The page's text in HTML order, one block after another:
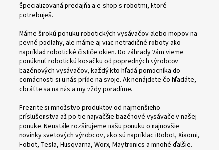
Špecializovaná predajňa a e-shop s robotmi, ktoré
potrebuješ.
Máme širokú ponuku robotických vysávačov alebo mopov na
pevné podlahy, ale máme aj viac netradičné roboty ako
napríklad robotické čističe okien. Do záhrady Vám vieme
ponúknuť robotickú kosačku od popredných výrobcov
bazénových vysávačov, každý kto hľadá pomocníka do
domácnosti si u nás príde na svoje. Ak nenájdete čo hľadáte,
obráťte sa na nás a my vždy poradíme.
Prezrite si množstvo produktov od najmenšieho
príslušenstva až po tie najväčšie bazénové vysávače v našej
ponuke. Neustále rozširujeme našu ponuku o najnovšie
novinky svetových výrobcov, ako sú napríklad iRobot, Xiaomi,
Hobot, Tesla, Husqvarna, Worx, Maytronics a mnohé ďalšie.